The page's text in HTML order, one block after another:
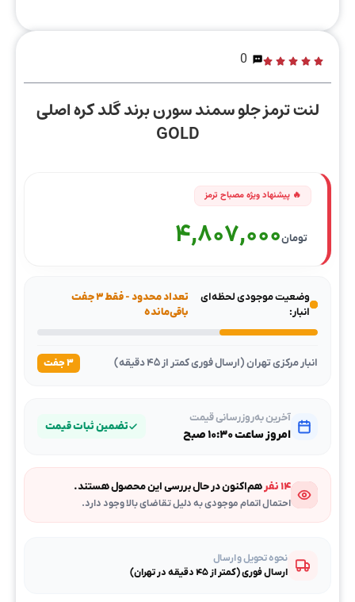
0
لنت ترمز جلو سمند سورن برند گلد کره اصلی
GOLD
تومان4,807,000
وضعیت موجودی لحظه‌ای
انبار:
تعداد محدود - فقط ۳ جفت
باقی‌مانده
انبار مرکزی تهران (ارسال فوری کمتر از ۴۵ دقیقه) ۳ جفت
آخرین به‌روزرسانی قیمت
امروز ساعت ۱۰:۳۰ صبح
تضمین ثبات قیمت
۱۴ نفر هم‌اکنون در حال بررسی این محصول هستند.
احتمال اتمام موجودی به دلیل تقاضای بالا وجود دارد.
نحوه تحویل و ارسال
ارسال فوری (کمتر از ۴۵ دقیقه در تهران)